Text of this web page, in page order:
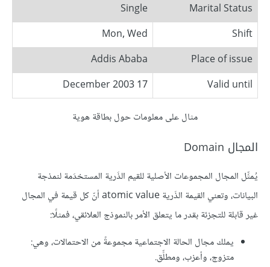
Marital Status
Single
Shift
Mon, Wed
Place of issue
Addis Ababa
Valid until
17 December 2003
مثال على معلومات حول بطاقة هوية
المجال Domain
يُمثِّل المجال المجموعات الأصلية للقيم الذَرية المستخدَمة لنمذجة
البيانات، وتعني القيمة الذَرية atomic value أنّ كل قيمة في المجال
غير قابلة للتجزئة بقدر ما يتعلق الأمر بالنموذج العلائقي، فمثلًا:
يملك مجال الحالة الاجتماعية مجموعةً من الاحتمالات، وهي:
متزوج، وأعزب، ومطلِّق.